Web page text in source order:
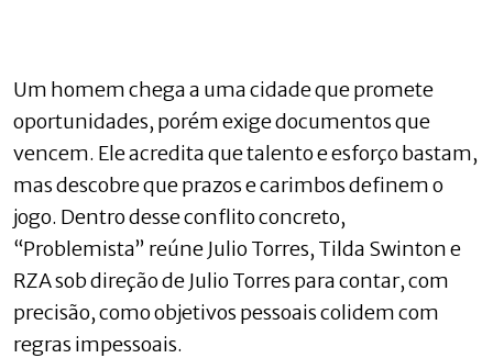
Um homem chega a uma cidade que promete
oportunidades, porém exige documentos que
vencem. Ele acredita que talento e esforço bastam,
mas descobre que prazos e carimbos definem o
jogo. Dentro desse conflito concreto,
“Problemista” reúne Julio Torres, Tilda Swinton e
RZA sob direção de Julio Torres para contar, com
precisão, como objetivos pessoais colidem com
regras impessoais.